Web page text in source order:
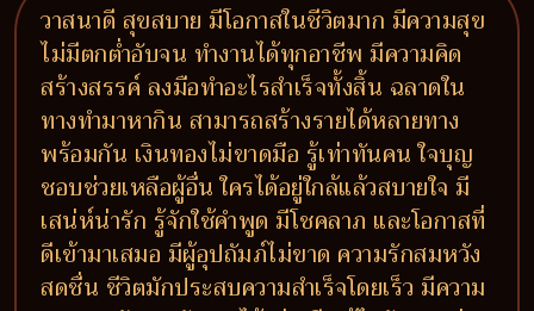
วาสนาดี สุขสบาย มีโอกาสในชีวิตมาก มีความสุข
ไม่มีตกต่ำอับจน ทำงานได้ทุกอาชีพ มีความคิด
สร้างสรรค์ ลงมือทำอะไรสำเร็จทั้งสิ้น ฉลาดใน
ทางทำมาหากิน สามารถสร้างรายได้หลายทาง
พร้อมกัน เงินทองไม่ขาดมือ รู้เท่าทันคน ใจบุญ
ชอบช่วยเหลือผู้อื่น ใครได้อยู่ใกล้แล้วสบายใจ มี
เสน่ห์น่ารัก รู้จักใช้คำพูด มีโชคลาภ และโอกาสที่
ดีเข้ามาเสมอ มีผู้อุปถัมภ์ไม่ขาด ความรักสมหวัง
สดชื่น ชีวิตมักประสบความสำเร็จโดยเร็ว มีความ